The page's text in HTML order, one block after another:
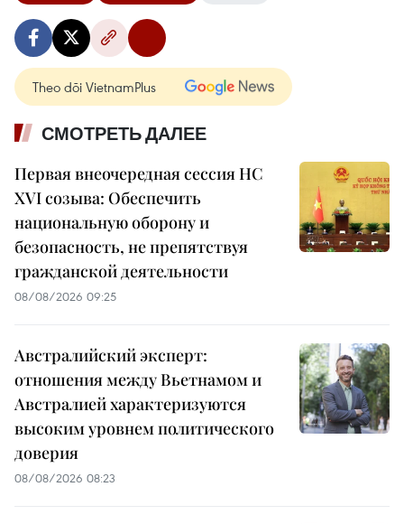
Theo dõi VietnamPlus
СМОТРЕТЬ ДАЛЕЕ
Первая внеочередная сессия НС
XVI созыва: Обеспечить
национальную оборону и
безопасность, не препятствуя
гражданской деятельности
08/08/2026 09:25
Австралийский эксперт:
отношения между Вьетнамом и
Австралией характеризуются
высоким уровнем политического
доверия
08/08/2026 08:23